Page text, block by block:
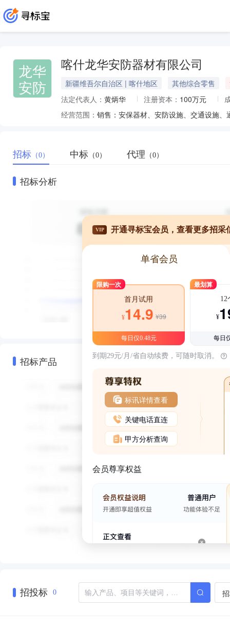
龙华
安防
喀什龙华安防器材有限公司
新疆维吾尔自治区 | 喀什地区 其他综合零售
法定代表人： 黄炳华 注册资本： 100万元
经营范围： 销售：安保器材、安防设施、交通设施
招标 （0） 中标 （0） 代理 （0）
招标分析
招标产品
VIP 开通寻标宝会员，查看更多招采
单省会员
限购一次
首月试用
¥14.9 ¥39
每日仅0.48元
最划算
12
¥
每日
到期29元/月/省自动续费，可随时取消。
标讯详情查看
关键电话直连
甲方分析查询
会员尊享权益
招投标 0